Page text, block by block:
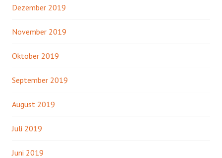
Dezember 2019
November 2019
Oktober 2019
September 2019
August 2019
Juli 2019
Juni 2019